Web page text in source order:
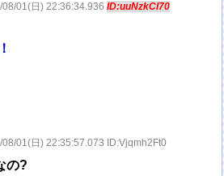
08/01(日) 22:36:34.936ID:uuNzkCI70
08/01(日) 22:35:57.073 ID:Vjqmh2Ft0
の?